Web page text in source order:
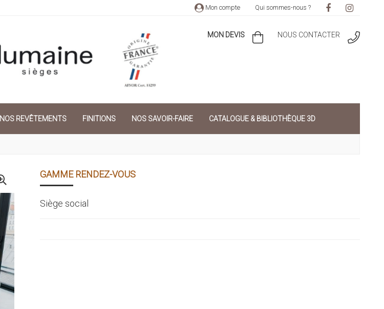
MON DEVIS NOUS CONTACTER
NOS REVÊTEMENTS FINITIONS NOS SAVOIR-FAIRE CATALOGUE & BIBLIOTHÈQUE 3D
GAMME RENDEZ-VOUS
Siège social
Mon compte Qui sommes-nous ?